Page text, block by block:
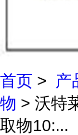
首页 > 产
物 > 沃特
取物10:...